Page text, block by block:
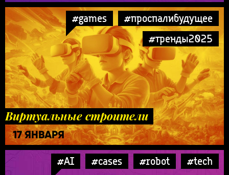
#games
#проспалибудущее
#тренды2025
Виртуальные строители
17 ЯНВАРЯ
#AI #cases #robot #tech